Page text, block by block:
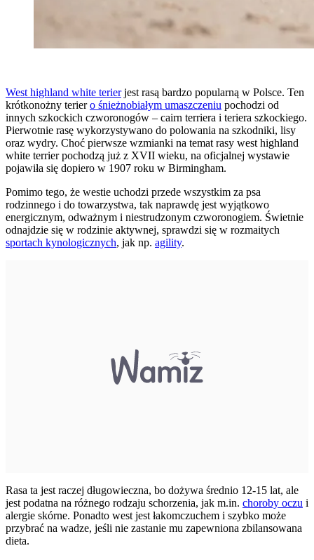
West highland white terierjest rasą bardzo popularną w Polsce. Ten
krótkonożny teriero śnieżnobiałym umaszczeniu pochodzi od
innych szkockich czworonogów – cairn terriera i teriera szkockiego.
Pierwotnie rasę wykorzystywano do polowania na szkodniki, lisy
oraz wydry. Choć pierwsze wzmianki na temat rasy west highland
white terrier pochodzą już z XVII wieku, na oficjalnej wystawie
pojawiła się dopiero w 1907 roku w Birmingham.
Pomimo tego, że westie uchodzi przede wszystkim za psa
rodzinnego i do towarzystwa, tak naprawdę jest wyjątkowo
energicznym, odważnym i niestrudzonym czworonogiem. Świetnie
odnajdzie się w rodzinie aktywnej, sprawdzi się w rozmaitych
sportach kynologicznych, jak np. agility.
Rasa ta jest raczej długowieczna, bo dożywa średnio 12-15 lat, ale
jest podatna na różnego rodzaju schorzenia, jak m.in. choroby oczu i
alergie skórne. Ponadto west jest łakomczuchem i szybko może
przybrać na wadze, jeśli nie zastanie mu zapewniona zbilansowana
dieta.